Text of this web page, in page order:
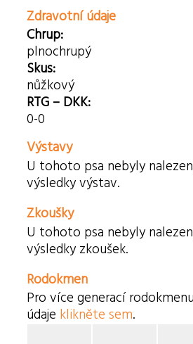
Zdravotní údaje
Chrup:
plnochrupý
Skus:
nůžkový
RTG – DKK:
0-0
Výstavy
U tohoto psa nebyly
výsledky výstav.
Zkoušky
U tohoto psa nebyly
výsledky zkoušek.
Rodokmen
Pro více generací
údaje klikněte sem.